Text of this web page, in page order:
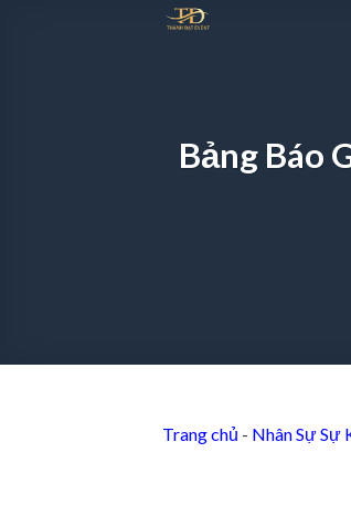
Bảng Báo
Trang chủ - Nhân Sự Sự